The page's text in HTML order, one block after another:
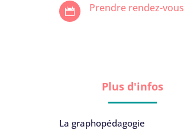
 Prendre rendez-vous
Plus d'infos
La graphopédagogie